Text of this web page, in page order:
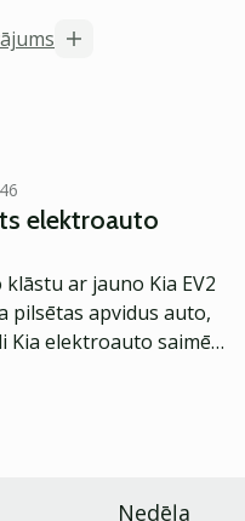
elektroauto
ar jauno Kia EV2
pilsētas apvidus auto,
Kia elektroauto saimē
Nedēļa